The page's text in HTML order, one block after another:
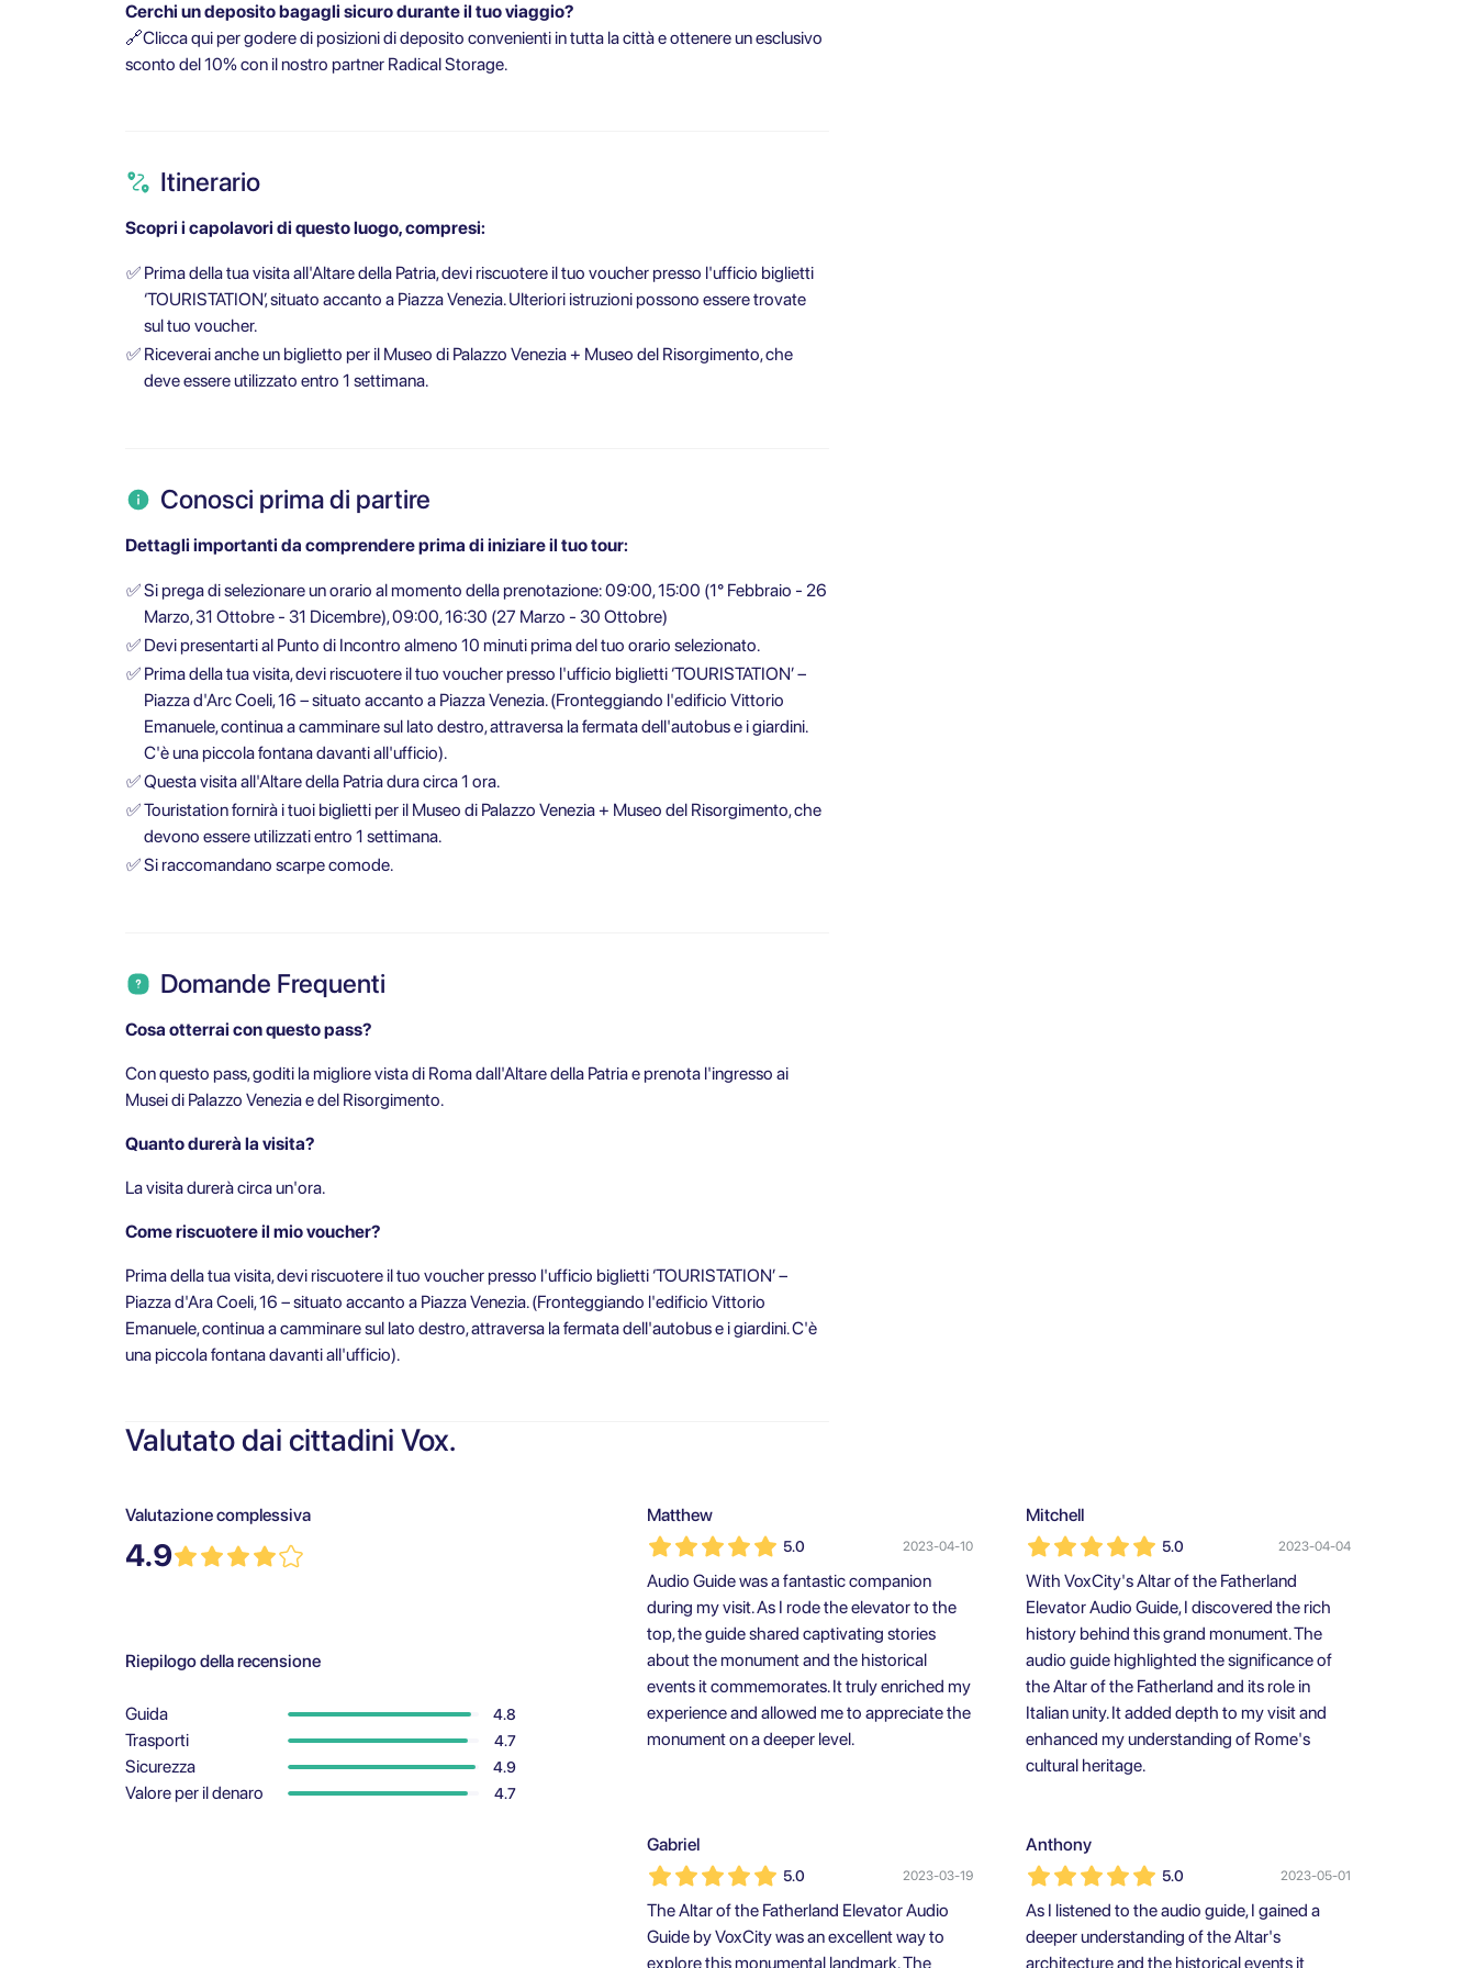
Cerchi un deposito bagagli sicuro durante il tuo viaggio?
🔗Clicca qui per godere di posizioni di deposito convenienti in tutta la città e ottenere un esclusivo
sconto del 10% con il nostro partner Radical Storage.
Itinerario
Scopri i capolavori di questo luogo, compresi:
✅ Prima della tua visita all'Altare della Patria, devi riscuotere il tuo voucher presso l'ufficio biglietti
‘TOURISTATION’, situato accanto a Piazza Venezia. Ulteriori istruzioni possono essere trovate
sul tuo voucher.
✅ Riceverai anche un biglietto per il Museo di Palazzo Venezia + Museo del Risorgimento, che
deve essere utilizzato entro 1 settimana.
Conosci prima di partire
Dettagli importanti da comprendere prima di iniziare il tuo tour:
✅Si prega di selezionare un orario al momento della prenotazione: 09:00, 15:00 (1° Febbraio - 26
Marzo, 31 Ottobre - 31 Dicembre), 09:00, 16:30 (27 Marzo - 30 Ottobre)
✅ Devi presentarti al Punto di Incontro almeno 10 minuti prima del tuo orario selezionato.
✅ Prima della tua visita, devi riscuotere il tuo voucher presso l'ufficio biglietti ‘TOURISTATION’ –
Piazza d'Arc Coeli, 16 – situato accanto a Piazza Venezia. (Fronteggiando l'edificio Vittorio
Emanuele, continua a camminare sul lato destro, attraversa la fermata dell'autobus e i giardini.
C'è una piccola fontana davanti all'ufficio).
✅Questa visita all'Altare della Patria dura circa 1 ora.
✅Touristation fornirà i tuoi biglietti per il Museo di Palazzo Venezia + Museo del Risorgimento, che
devono essere utilizzati entro 1 settimana.
✅Si raccomandano scarpe comode.
Domande Frequenti
Cosa otterrai con questo pass?
Con questo pass, goditi la migliore vista di Roma dall'Altare della Patria e prenota l'ingresso ai
Musei di Palazzo Venezia e del Risorgimento.
Quanto durerà la visita?
La visita durerà circa un'ora.
Come riscuotere il mio voucher?
Prima della tua visita, devi riscuotere il tuo voucher presso l'ufficio biglietti ‘TOURISTATION’ –
Piazza d'Ara Coeli, 16 – situato accanto a Piazza Venezia. (Fronteggiando l'edificio Vittorio
Emanuele, continua a camminare sul lato destro, attraversa la fermata dell'autobus e i giardini. C'è
una piccola fontana davanti all'ufficio).
Valutato dai cittadini Vox.
Valutazione complessiva
4.9
Riepilogo della recensione
Guida 4.8
Trasporti 4.7
Sicurezza 4.9
Valore per il denaro 4.7
Matthew
5.0 2023-04-10
Audio Guide was a fantastic companion
during my visit. As I rode the elevator to the
top, the guide shared captivating stories
about the monument and the historical
events it commemorates. It truly enriched my
experience and allowed me to appreciate the
monument on a deeper level.
Mitchell
5.0 2023-04-04
With VoxCity's Altar of the Fatherland
Elevator Audio Guide, I discovered the rich
history behind this grand monument. The
audio guide highlighted the significance of
the Altar of the Fatherland and its role in
Italian unity. It added depth to my visit and
enhanced my understanding of Rome's
cultural heritage.
Gabriel
5.0 2023-03-19
The Altar of the Fatherland Elevator Audio
Guide by VoxCity was an excellent way to
explore this monumental landmark. The
Anthony
5.0 2023-05-01
As I listened to the audio guide, I gained a
deeper understanding of the Altar's
architecture and the historical events it